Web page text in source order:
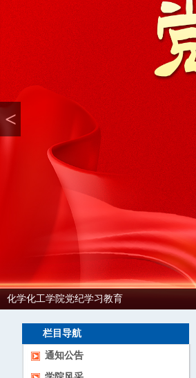
化学化工学院党纪学习教育
<
栏目导航
通知公告